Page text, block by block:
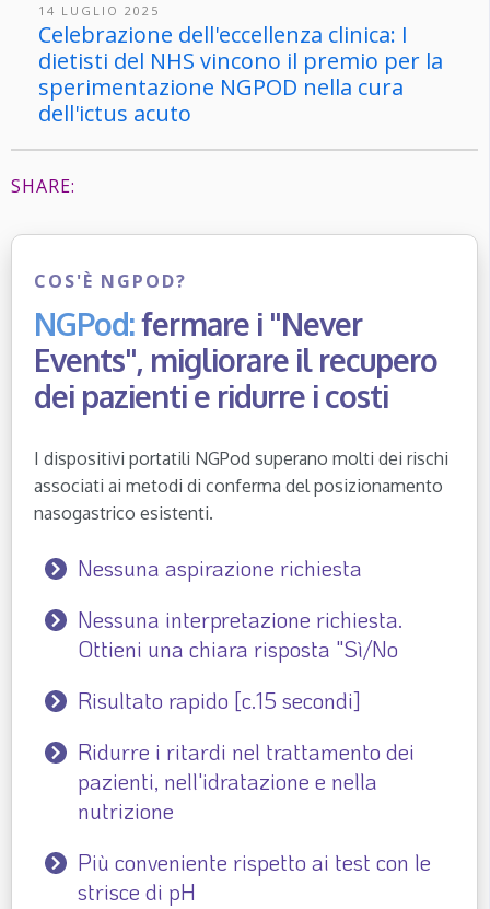
14 LUGLIO 2025
Celebrazione dell'eccellenza clinica: I
dietisti del NHS vincono il premio per la
sperimentazione NGPOD nella cura
dell'ictus acuto
SHARE:
COS'È NGPOD?
NGPod:fermare i "Never
Events", migliorare il recupero
dei pazienti e ridurre i costi
I dispositivi portatili NGPod superano molti dei rischi
associati ai metodi di conferma del posizionamento
nasogastrico esistenti.
Nessuna aspirazione richiesta
Nessuna interpretazione richiesta.
Ottieni una chiara risposta "Sì/No
Risultato rapido [c.15 secondi]
Ridurre i ritardi nel trattamento dei
pazienti, nell'idratazione e nella
nutrizione
Più conveniente rispetto ai test con le
strisce di pH